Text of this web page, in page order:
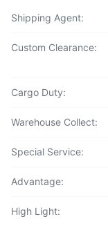
Shipping Agent:
Custom Clearance:
Cargo Duty:
Warehouse Collect:
Special Service:
Advantage:
High Light: